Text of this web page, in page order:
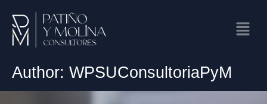
Author: WPSUConsultoriaPyM